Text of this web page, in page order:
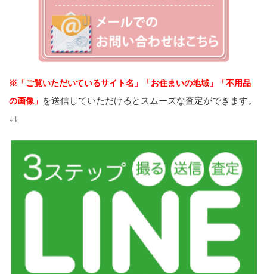
※「ご覧いただいているサイト名」「お住まいの地域」「不用品
の画像」 を送信していただけるとスムーズな査定ができます。
↓↓